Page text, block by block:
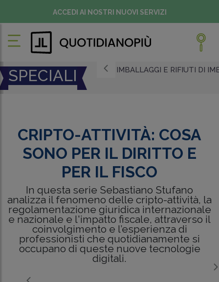
ACCEDI AI NOSTRI NUOVI SERVIZI
SPECIALI IMBALLAGGI E RIFIUTI DI
CRIPTO-ATTIVITÀ: COSA
SONO PER IL DIRITTO E
PER IL FISCO
In questa serie Sebastiano Stufano
analizza il fenomeno delle cripto-attività, la
regolamentazione giuridica internazionale
e nazionale e l'impatto fiscale, attraverso il
coinvolgimento e l’esperienza di
professionisti che quotidianamente si
occupano di queste nuove tecnologie
digitali.